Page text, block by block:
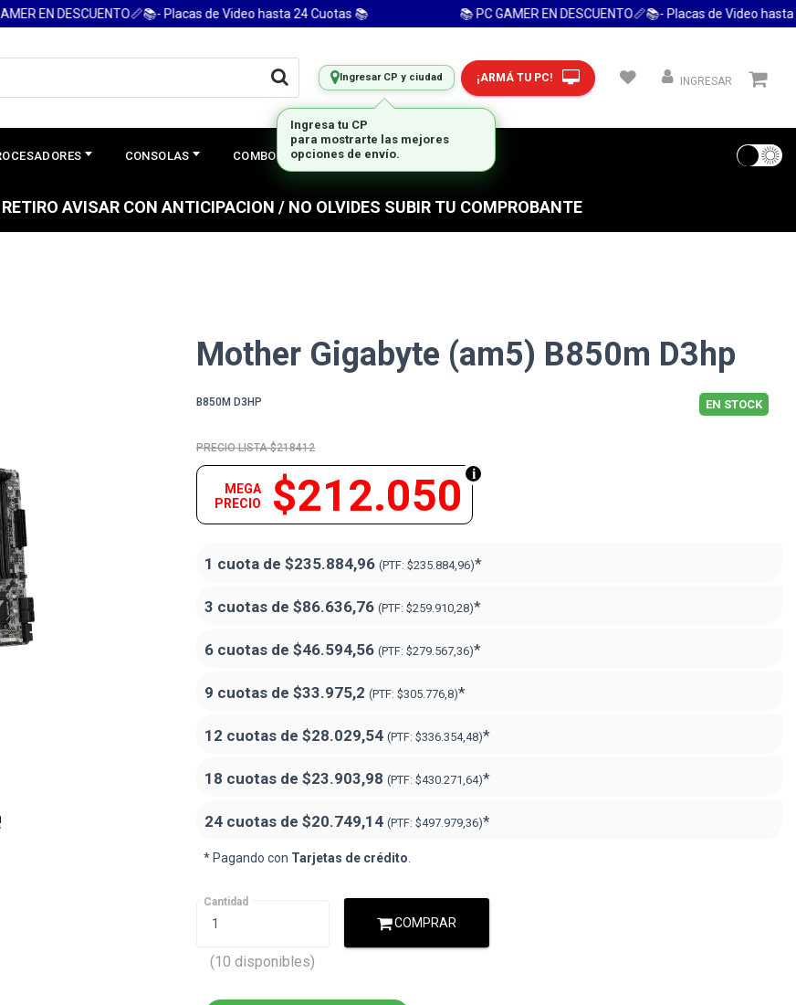
EN DESCUENTO📏📚- Placas de Video hasta 24 Cuotas 📚 📚 PC GAMER EN DESCUENTO📏📚- Placas de Video hasta 24
Ingresar CP y ciudad ¡ARMÁ TU PC! INGRESAR
CONSOLAS COMBOS PREGUNTAS FRECUENTES
AVISAR CON ANTICIPACION / NO OLVIDES SUBIR TU COMPROBANTE
Mother Gigabyte (am5) B850m D3hp
B850M D3HP EN STOCK
$218412
$212.050
MEGA
PRECIO
1 cuota de $235.884,96 (PTF: $235.884,96)*
3 cuotas de $86.636,76 (PTF: $259.910,28)*
6 cuotas de $46.594,56 (PTF: $279.567,36)*
9 cuotas de $33.975,2 (PTF: $305.776,8)*
12 cuotas de $28.029,54 (PTF: $336.354,48)*
18 cuotas de $23.903,98 (PTF: $430.271,64)*
24 cuotas de $20.749,14 (PTF: $497.979,36)*
* Pagando con Tarjetas de crédito
Cantidad
(10 disponibles)
COMPRAR